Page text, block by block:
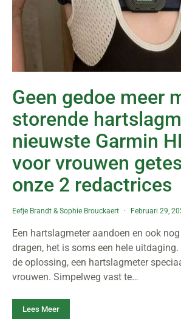
Geen gedoe meer
storende
nieuwste Garmin
voor vrouwen
onze 2 redactrices
Eefje Brandt &Sophie Brouckaert Februari 29,
Een hartslagmeter aandoen en ook
dragen, het is soms een hele
de oplossing, een hartslagmeter
vrouwen. Simpelweg vast te…
Lees Meer